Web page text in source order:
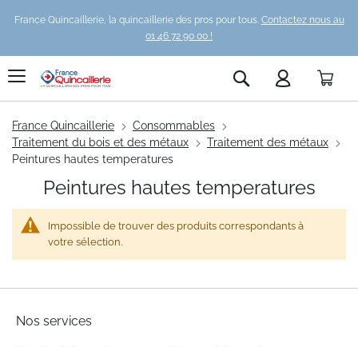
France Quincaillerie, la quincaillerie des pros pour tous. Contactez nous au
01 46 72 90 00 !
Rechercher
France Quincaillerie
Consommables
Traitement du bois et des métaux
Traitement des métaux
Peintures hautes temperatures
Peintures hautes temperatures
Impossible de trouver des produits correspondants à
votre sélection.
Nos services